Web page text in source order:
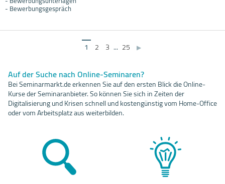
- Bewerbungsgespräch
1 2 3 ... 25 ▶
Auf der Suche nach Online-Seminaren?
Bei Seminarmarkt.de erkennen Sie auf den ersten Blick die Online-
Kurse der Seminaranbieter. So können Sie sich in Zeiten der
Digitalisierung und Krisen schnell und kostengünstig vom Home-Office
oder vom Arbeitsplatz aus weiterbilden.